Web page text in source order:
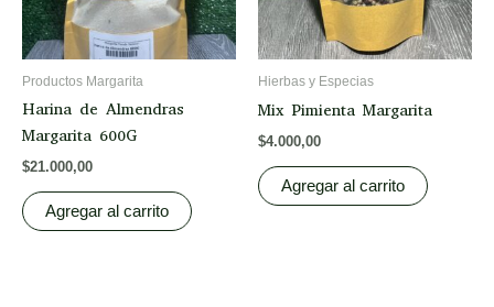
Productos Margarita
Harina de Almendras
Margarita 600G
$21.000,00
Agregar al carrito
Hierbas y Especias
Mix Pimienta Margarita
$4.000,00
Agregar al carrito